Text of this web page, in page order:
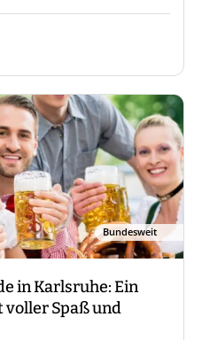
Bundesweit
in Karlsruhe: Ein
voller Spaß und